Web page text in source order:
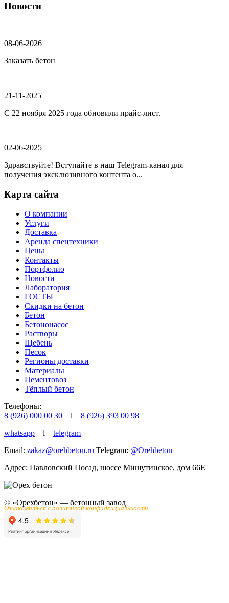
Новости
08-06-2026
Заказать бетон
21-11-2025
С 22 ноября 2025 года обновили прайс-лист.
02-06-2025
Здравствуйте! Вступайте в наш Telegram-канал для
получения эксклюзивного контента о...
Карта сайта
О компании
Услуги
Доставка
Аренда спецтехники
Цены
Контакты
Портфолио
Новости
Лаборатория
ГОСТЫ
Скидки на бетон
Бетон
Бетононасос
Растворы
Щебень
Песок
Регионы доставки
Материалы
Цементовоз
Тёплый бетон
Телефоны:
8 (926) 000 00 30
l
8 (926) 393 00 98
whatsapp
l
telegram
Email: zakaz@orehbeton.ru Telegram: @Orehbeton
Адрес: Павловский Посад, шоссе Мишутинское, дом 66Е
© «Орехбетон» — бетонный завод
Ознакомиться с политикой конфиденциальности